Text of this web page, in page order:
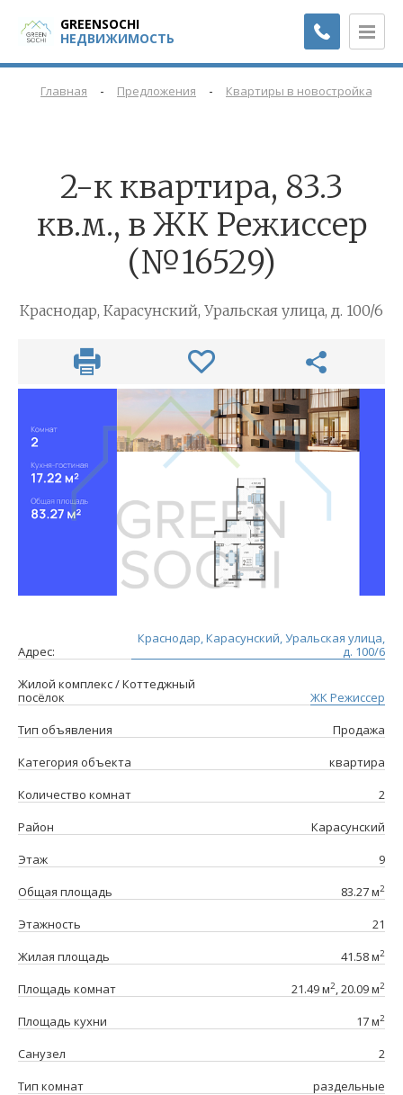
GREENSOCHI
НЕДВИЖИМОСТЬ
Главная - Предложения - Квартиры в новостройках
2-к квартира, 83.3
кв.м., в ЖК Режиссер
(№16529)
Краснодар, Карасунский, Уральская улица, д. 100/6
Адрес:
Краснодар, Карасунский, Уральская улица,
д. 100/6
Жилой комплекс / Коттеджный
посёлок
ЖК Режиссер
Тип объявления
Продажа
Категория объекта
квартира
Количество комнат
2
Район
Карасунский
Этаж
9
Общая площадь
83.27 м2
Этажность
21
Жилая площадь
41.58 м2
Площадь комнат 21.49 м2, 20.09 м2
Площадь кухни 17 м2
Санузел
2
Тип комнат
раздельные